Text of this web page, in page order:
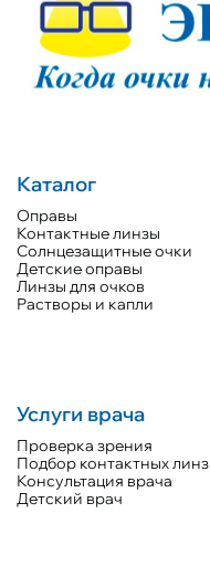
Каталог
Оправы
Контактные линзы
Солнцезащитные очки
Детские оправы
Линзы для очков
Растворы и капли
Услуги врача
Проверка зрения
Подбор контактных линз
Консультация врача
Детский врач